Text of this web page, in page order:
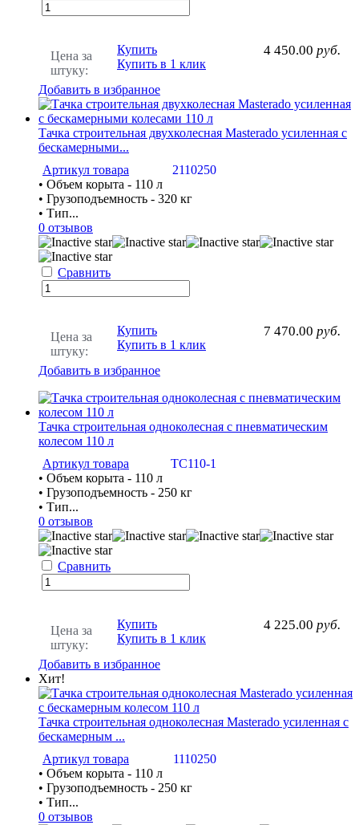
Цена за
штуку:
4 450.00 руб.
Купить
Купить в 1 клик
Добавить в избранное
Тачка строительная двухколесная Masterado усиленная с
бескамерными...
Артикул товара
2110250
• Объем корыта - 110 л
• Грузоподъемность - 320 кг
• Тип...
0 отзывов
Сравнить
Цена за
штуку:
7 470.00 руб.
Купить
Купить в 1 клик
Добавить в избранное
Тачка строительная одноколесная с пневматическим
колесом 110 л
Артикул товара
ТС110-1
• Объем корыта - 110 л
• Грузоподъемность - 250 кг
• Тип...
0 отзывов
Сравнить
Цена за
штуку:
4 225.00 руб.
Купить
Купить в 1 клик
Добавить в избранное
Хит!
Тачка строительная одноколесная Masterado усиленная с
бескамерным ...
Артикул товара
1110250
• Объем корыта - 110 л
• Грузоподъемность - 250 кг
• Тип...
0 отзывов